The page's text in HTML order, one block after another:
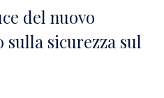
del nuovo
sicurezza sul